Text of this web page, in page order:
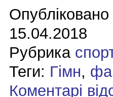
15.04.2018
Рубрика
Теги: Гімн,
Коментарі